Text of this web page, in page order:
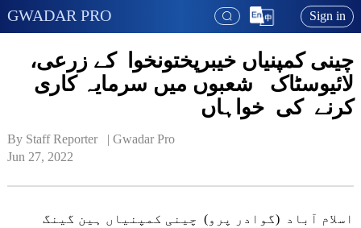
GWADAR PRO Sign in
چینی کمپنیاں خیبرپختونخوا کے زرعی،
لائیوسٹاک شعبوں میں سرمایہ کاری
کرنے کی خواہاں
By Staff Reporter   | Gwadar Pro
Jun 27, 2022
اسلام آباد (گوادر پرو) چینی کمپنیاں ہین گینگ